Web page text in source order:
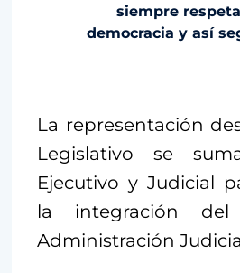
siempre
democracia y así
La representación
Legislativo se
Ejecutivo y Judicial
la integración
Administración